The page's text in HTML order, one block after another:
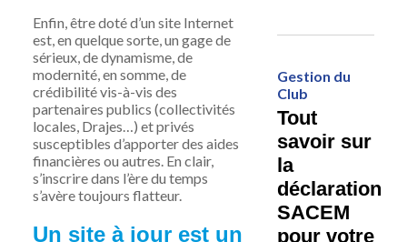
Enfin, être doté d’un site Internet
est, en quelque sorte, un gage de
sérieux, de dynamisme, de
modernité, en somme, de
crédibilité vis-à-vis des
partenaires publics (collectivités
locales, Drajes…) et privés
susceptibles d’apporter des aides
financières ou autres. En clair,
s’inscrire dans l’ère du temps
s’avère toujours flatteur.
Un site àjour est un
Gestion du
Club
Tout
savoir sur
la
déclaration
SACEM
pour votre